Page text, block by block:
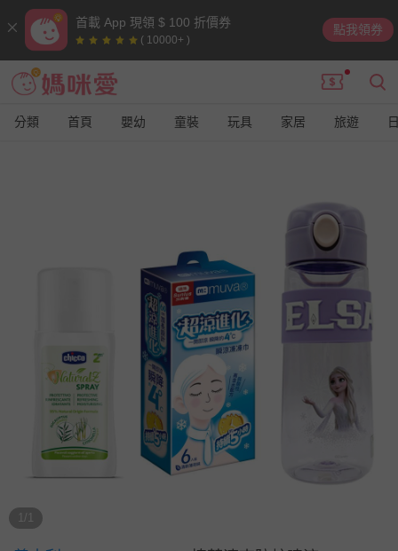
首載 App 現領 $ 100 折價券
( 10000+ )
點我領券
分類 首頁 嬰幼 童裝 玩具 家居 旅遊
1/1